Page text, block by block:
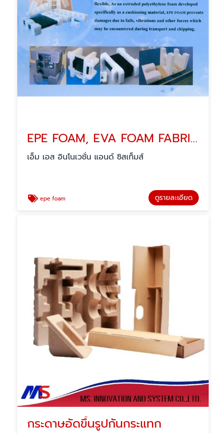
EPE FOAM, EVA FOAM FABRICATION
เอ็ม เอส อินโนเวชั่น แอนด์ ซิสเท็มส์
epe foam ดูรายละเอียด
กระดาษอัดขึ้นรูปกันกระแทก